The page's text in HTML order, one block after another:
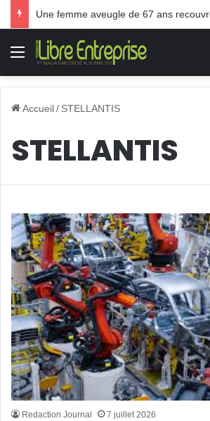
Menu
Accueil/ STELLANTIS
STELLANTIS
Redaction Journal 7 juillet 2026